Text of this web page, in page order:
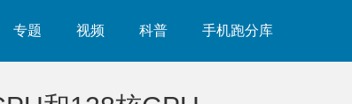
专题 视频 科普 手机跑分库